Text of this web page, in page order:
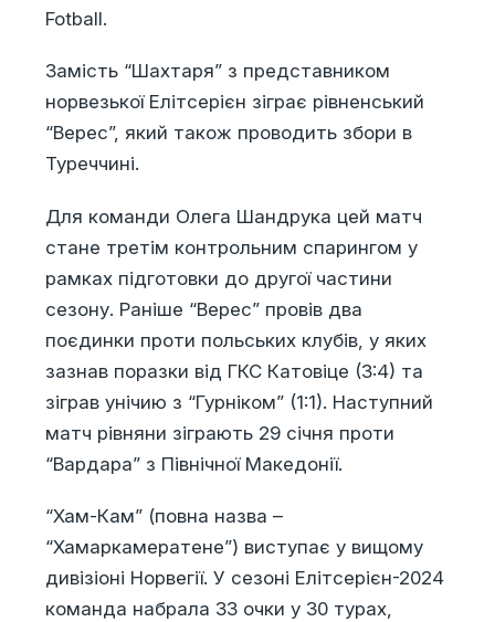
Fotball.
Замість “Шахтаря” з представником
норвезької Елітсерієн зіграє рівненський
“Верес”, який також проводить збори в
Туреччині.
Для команди Олега Шандрука цей матч
стане третім контрольним спарингом у
рамках підготовки до другої частини
сезону. Раніше “Верес” провів два
поєдинки проти польських клубів, у яких
зазнав поразки від ГКС Катовіце (3:4) та
зіграв унічию з “Гурніком” (1:1). Наступний
матч рівняни зіграють 29 січня проти
“Вардара” з Північної Македонії.
“Хам-Кам” (повна назва –
“Хамаркамератене”) виступає у вищому
дивізіоні Норвегії. У сезоні Елітсерієн-2024
команда набрала 33 очки у 30 турах,